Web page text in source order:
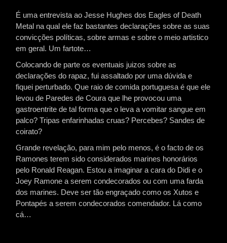
É uma entrevista ao Jesse Hughes dos Eagles of Death
Metal na qual ele faz bastantes declarações sobre as suas
convicções políticas, sobre armas e sobre o meio artistico
em geral. Um fartote…
Colocando de parte os eventuais juizos sobre as
declarações do rapaz, fui assaltado por uma dúvida e
fiquei perturbado. Que raio de comida portuguesa é que ele
levou de Paredes de Coura que lhe provocou uma
gastroentrite de tal forma que o leva a vomitar sangue em
palco? Tripas enfarinhadas cruas? Percebes? Sandes de
coirato?
Grande revelação, para mim pelo menos, é o facto de os
Ramones terem sido considerados marines honorários
pelo Ronald Reagan. Estou a imaginar a cara do Didi e o
Joey Ramone a serem condecorados ou com uma farda
dos marines. Deve ser tão engraçado como os Xutos e
Pontapés a serem condecorados comendador. Lá como
cá…